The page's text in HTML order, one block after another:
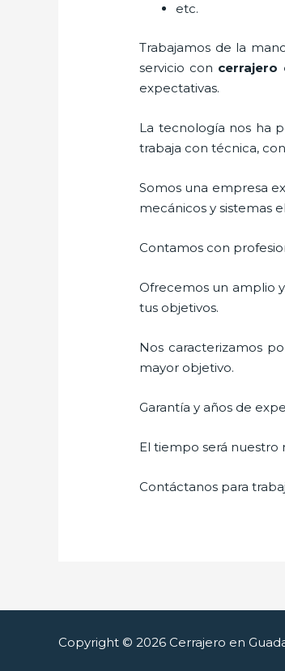
etc.
Trabajamos de la
servicio con cerrajero
expectativas.
La tecnología nos ha
trabaja con técnica,
Somos una empresa
mecánicos y sistemas
Contamos con
Ofrecemos un amplio
tus objetivos.
Nos caracterizamos
mayor objetivo.
Garantía y años de
El tiempo será nuestro
Contáctanos para
Copyright © 2026 Cerrajero en